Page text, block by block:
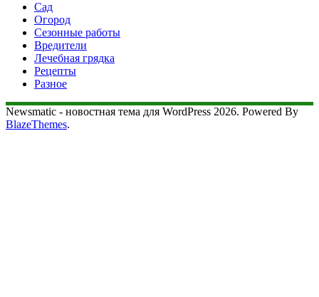
Сад
Огород
Сезонные работы
Вредители
Лечебная грядка
Рецепты
Разное
Newsmatic - новостная тема для WordPress 2026. Powered By
BlazeThemes.